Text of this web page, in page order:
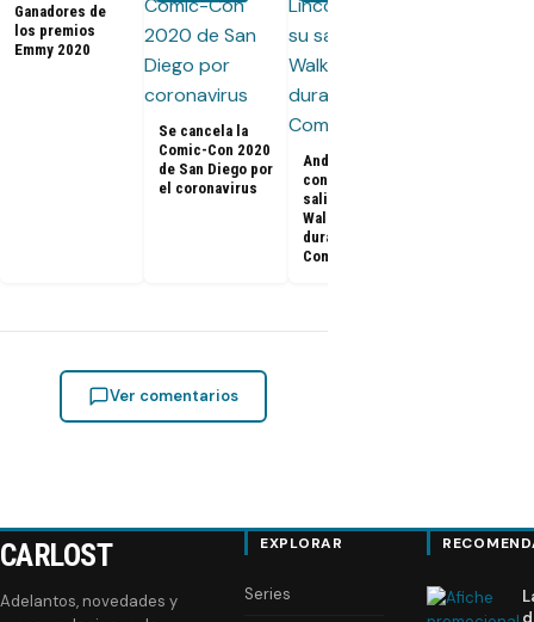
Ganadores de
los premios
Emmy 2020
Se cancela la
Comic-Con 2020
de San Diego por
el coronavirus
Andrew Lincoln
confirma su
salida de The
Walking Dead
durante la
Comic-Con
Ver comentarios
CARLOST
Adelantos, novedades y
EXPLORAR
Series